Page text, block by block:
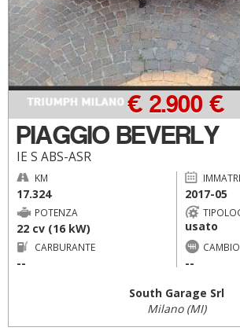
PIAGGIO BEVERLY
IE S ABS-ASR
€ 2.900 €
KM
17.324 2017-05
POTENZA
22 cv (16 kW) usato
CARBURANTE
--
CAMBIO
--
South Garage Srl
Milano (MI)